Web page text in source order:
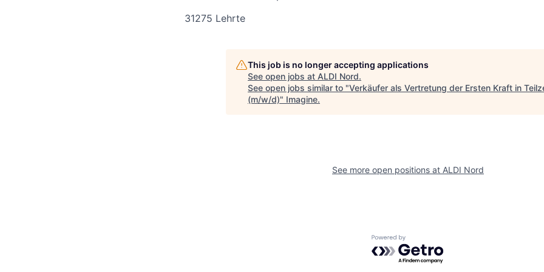
31275 Lehrte
This job is no longer accepting applications
See open jobs at ALDI Nord.
See open jobs similar to "Verkäufer als Vertretung der Ersten Kraft in
(m/w/d)" Imagine.
See more open positions at ALDI Nord
Powered by Getro.com